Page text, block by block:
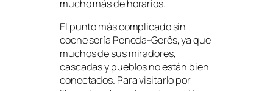
mucho más de horarios.
El punto más complicado sin
coche sería Peneda-Gerês, ya que
muchos de sus miradores,
cascadas y pueblos no están bien
conectados. Para visitarlo por